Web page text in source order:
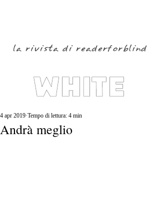
Andrà meglio
4 apr 2019 Tempo di lettura: 4 min